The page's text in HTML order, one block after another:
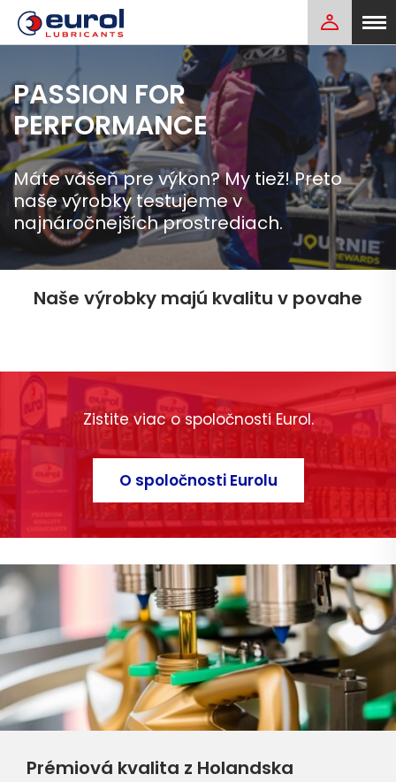
PASSION FOR
PERFORMANCE
Máte vášeň pre výkon? My tiež! Preto
naše výrobky testujeme v
najnáročnejších prostrediach.
Naše výrobky majú kvalitu v povahe
Zistite viac o spoločnosti Eurol.
O spoločnosti Eurolu
Prémiová kvalita z Holandska